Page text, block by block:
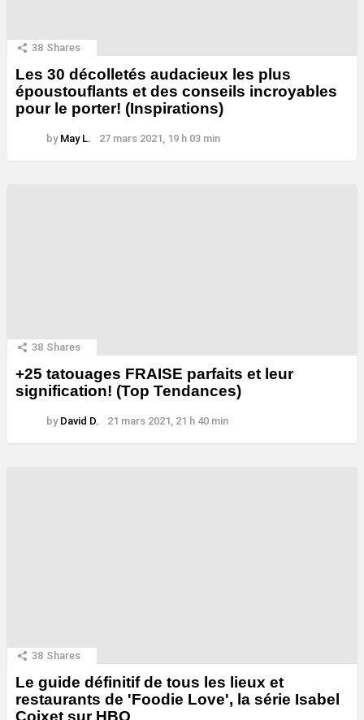
38 Shares
Les 30 décolletés audacieux les plus
époustouflants et des conseils incroyables
pour le porter! (Inspirations)
by May L. 27 mars 2021, 19 h 03 min
38 Shares
+25 tatouages ​​FRAISE parfaits et leur
signification! (Top Tendances)
by David D. 21 mars 2021, 21 h 40 min
38 Shares
Le guide définitif de tous les lieux et
restaurants de 'Foodie Love', la série Isabel
Coixet sur HBO